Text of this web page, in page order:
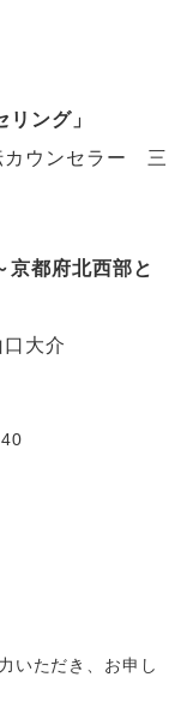
ング」
ウンセラー 三
都府北西部と
大介
いただき、お申し